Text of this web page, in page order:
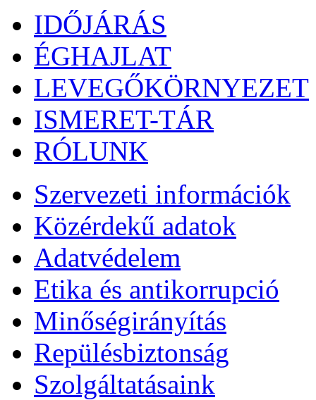
IDŐJÁRÁS
ÉGHAJLAT
LEVEGŐKÖRNYEZET
ISMERET-TÁR
RÓLUNK
Szervezeti információk
Közérdekű adatok
Adatvédelem
Etika és antikorrupció
Minőségirányítás
Repülésbiztonság
Szolgáltatásaink